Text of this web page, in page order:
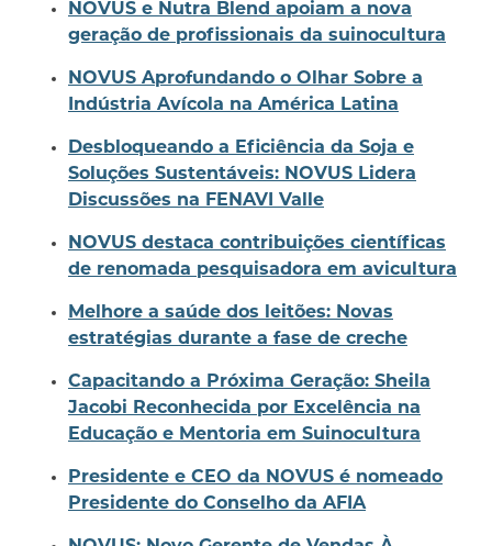
NOVUS e Nutra Blend apoiam a nova
geração de profissionais da suinocultura
NOVUS Aprofundando o Olhar Sobre a
Indústria Avícola na América Latina
Desbloqueando a Eficiência da Soja e
Soluções Sustentáveis: NOVUS Lidera
Discussões na FENAVI Valle
NOVUS destaca contribuições científicas
de renomada pesquisadora em avicultura
Melhore a saúde dos leitões: Novas
estratégias durante a fase de creche
Capacitando a Próxima Geração: Sheila
Jacobi Reconhecida por Excelência na
Educação e Mentoria em Suinocultura
Presidente e CEO da NOVUS é nomeado
Presidente do Conselho da AFIA